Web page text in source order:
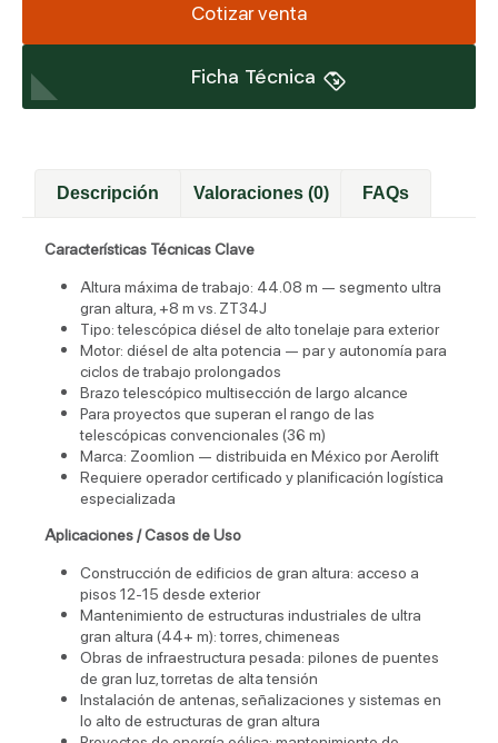
Cotizar venta
Ficha Técnica
Descripción Valoraciones (0) FAQs
Características Técnicas Clave
Altura máxima de trabajo: 44.08 m — segmento ultra
gran altura, +8 m vs. ZT34J
Tipo: telescópica diésel de alto tonelaje para exterior
Motor: diésel de alta potencia — par y autonomía para
ciclos de trabajo prolongados
Brazo telescópico multisección de largo alcance
Para proyectos que superan el rango de las
telescópicas convencionales (36 m)
Marca: Zoomlion — distribuida en México por Aerolift
Requiere operador certificado y planificación logística
especializada
Aplicaciones / Casos de Uso
Construcción de edificios de gran altura: acceso a
pisos 12-15 desde exterior
Mantenimiento de estructuras industriales de ultra
gran altura (44+ m): torres, chimeneas
Obras de infraestructura pesada: pilones de puentes
de gran luz, torretas de alta tensión
Instalación de antenas, señalizaciones y sistemas en
lo alto de estructuras de gran altura